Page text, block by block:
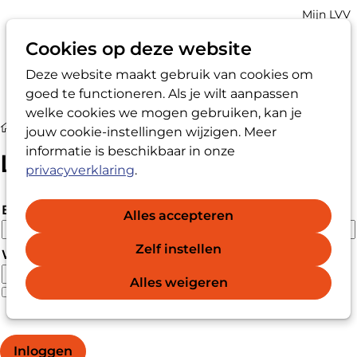
Cookies op deze website
Deze website maakt gebruik van cookies om
goed te functioneren. Als je wilt aanpassen
welke cookies we mogen gebruiken, kan je
jouw cookie-instellingen wijzigen. Meer
informatie is beschikbaar in onze
privacyverklaring.
Alles accepteren
Zelf instellen
Alles weigeren
Zoek
Account
Mijn LVV
Login
Login
E-mailadres
Wachtwoord
Wachtwoord weergeven
Wachtwoord vergeten?
Inloggen